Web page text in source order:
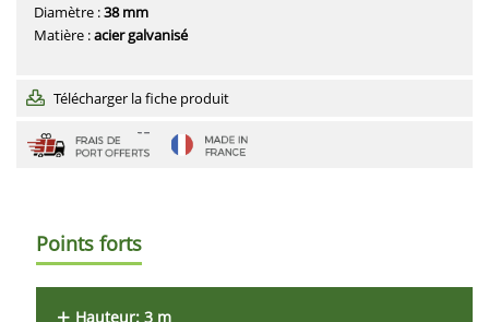
Diamètre :38 mm
Matière :acier galvanisé
Télécharger la fiche produit
Points forts
Hauteur: 3 m